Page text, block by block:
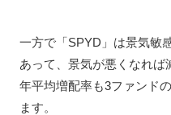
一方で「SPYD」は景気敏
あって、景気が悪くなれ
年平均増配率も3ファンド
ます。